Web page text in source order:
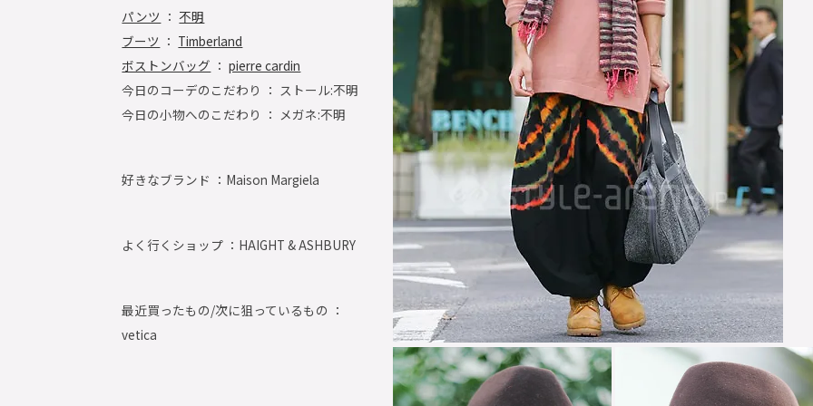
パンツ ： 不明
ブーツ ： Timberland
ボストンバッグ ：pierre cardin
今日のコーデのこだわり ： ストール:不明
今日の小物へのこだわり ： メガネ:不明
好きなブランド ： Maison Margiela
よく行くショップ ： HAIGHT & ASHBURY
最近買ったもの/次に狙っているもの ：
vetica